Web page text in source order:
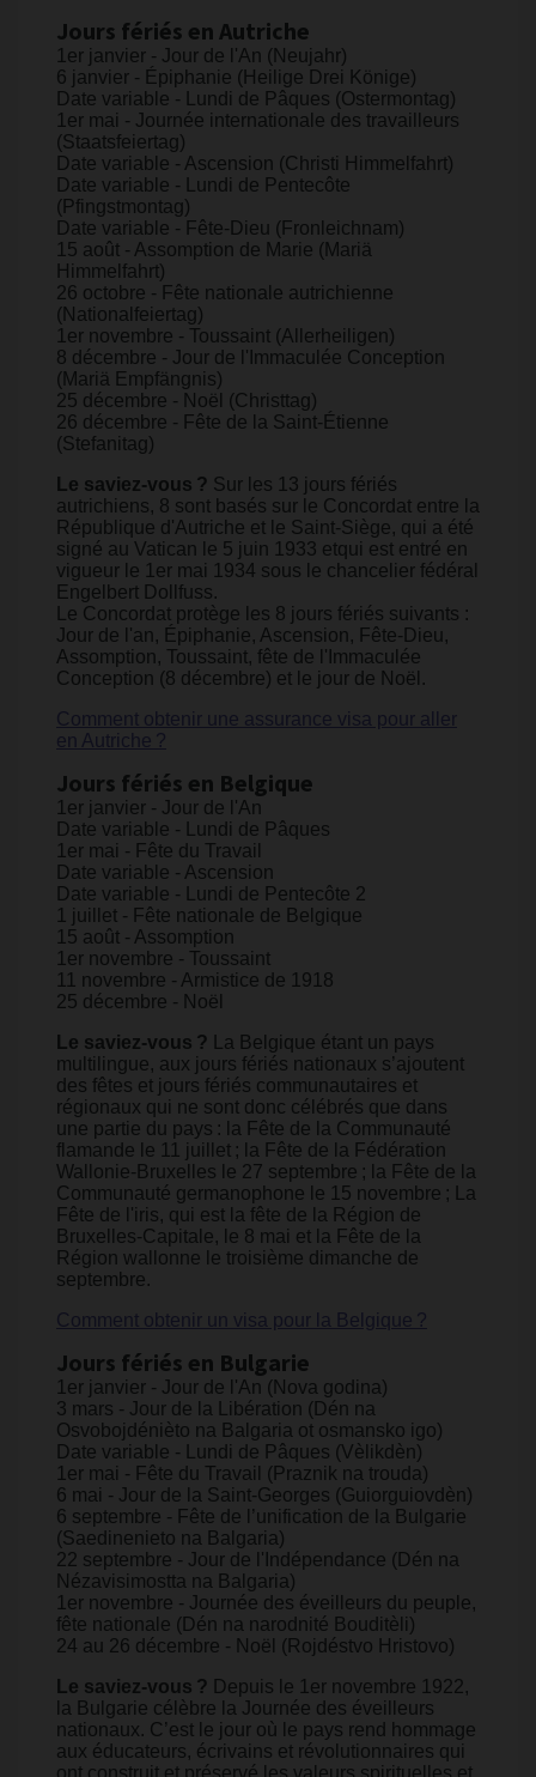
Jours fériés en Autriche
1er janvier - Jour de l'An (Neujahr)
6 janvier - Épiphanie (Heilige Drei Könige)
Date variable - Lundi de Pâques (Ostermontag)
1er mai - Journée internationale des travailleurs
(Staatsfeiertag)
Date variable - Ascension (Christi Himmelfahrt)
Date variable - Lundi de Pentecôte
(Pfingstmontag)
Date variable - Fête-Dieu (Fronleichnam)
15 août - Assomption de Marie (Mariä
Himmelfahrt)
26 octobre - Fête nationale autrichienne
(Nationalfeiertag)
1er novembre - Toussaint (Allerheiligen)
8 décembre - Jour de l'Immaculée Conception
(Mariä Empfängnis)
25 décembre - Noël (Christtag)
26 décembre - Fête de la Saint-Étienne
(Stefanitag)
Le saviez-vous ? Sur les 13 jours fériés
autrichiens, 8 sont basés sur le Concordat entre la
République d'Autriche et le Saint-Siège, qui a été
signé au Vatican le 5 juin 1933 etqui est entré en
vigueur le 1er mai 1934 sous le chancelier fédéral
Engelbert Dollfuss.
Le Concordat protège les 8 jours fériés suivants :
Jour de l'an, Épiphanie, Ascension, Fête-Dieu,
Assomption, Toussaint, fête de l'Immaculée
Conception (8 décembre) et le jour de Noël. ​​
Comment obtenir une assurance visa pour aller
en Autriche ?
Jours fériés en Belgique
1er janvier - Jour de l'An
Date variable - Lundi de Pâques
1er mai - Fête du Travail
Date variable - Ascension
Date variable - Lundi de Pentecôte 2
1 juillet - Fête nationale de Belgique
15 août - Assomption
1er novembre - Toussaint
11 novembre - Armistice de 1918
25 décembre - Noël
Le saviez-vous ? La Belgique étant un pays
multilingue, aux jours fériés nationaux s’ajoutent
des fêtes et jours fériés communautaires et
régionaux qui ne sont donc célébrés que dans
une partie du pays : la Fête de la Communauté
flamande le 11 juillet ; la Fête de la Fédération
Wallonie-Bruxelles le 27 septembre ; la Fête de la
Communauté germanophone le 15 novembre ; La
Fête de l'iris, qui est la fête de la Région de
Bruxelles-Capitale, le 8 mai et la Fête de la
Région wallonne le troisième dimanche de
septembre.
Comment obtenir un visa pour la Belgique ?
Jours fériés en Bulgarie
1er janvier - Jour de l'An (Nova godina)
3 mars - Jour de la Libération (Dén na
Osvobojdénièto na Balgaria ot osmansko igo)
Date variable - Lundi de Pâques (Vèlikdèn)
1er mai - Fête du Travail (Praznik na trouda)
6 mai - Jour de la Saint-Georges (Guiorguiovdèn)
6 septembre - Fête de l’unification de la Bulgarie
(Saedinenieto na Balgaria)
22 septembre - Jour de l'Indépendance (Dén na
Nézavisimostta na Balgaria)
1er novembre - Journée des éveilleurs du peuple,
fête nationale (Dén na narodnité Bouditèli)
24 au 26 décembre - Noël (Rojdéstvo Hristovo)
Le saviez-vous ? Depuis le 1er novembre 1922,
la Bulgarie célèbre la Journée des éveilleurs
nationaux. C’est le jour où le pays rend hommage
aux éducateurs, écrivains et révolutionnaires qui
ont construit et préservé les valeurs spirituelles et